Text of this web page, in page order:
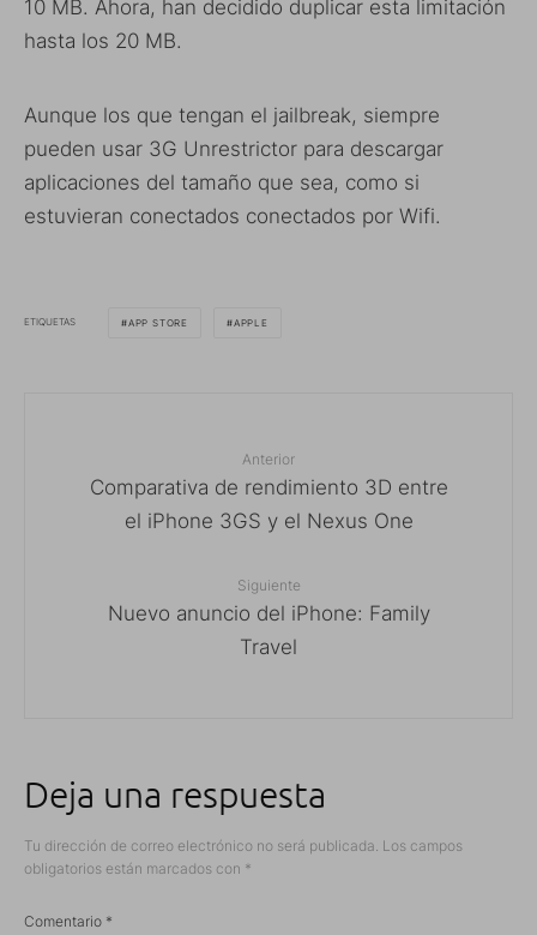
10 MB. Ahora, han decidido duplicar esta limitación
hasta los 20 MB.
Aunque los que tengan el jailbreak, siempre
pueden usar 3G Unrestrictor para descargar
aplicaciones del tamaño que sea, como si
estuvieran conectados conectados por Wifi.
ETIQUETAS APP STORE APPLE
Anterior
Comparativa de rendimiento 3D entre
el iPhone 3GS y el Nexus One
Siguiente
Nuevo anuncio del iPhone: Family
Travel
Deja una respuesta
Tu dirección de correo electrónico no será publicada. Los campos
obligatorios están marcados con *
Comentario *